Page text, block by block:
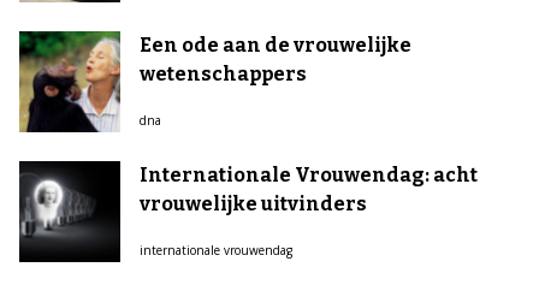
Een ode aan de vrouwelijke
wetenschappers
dna
Internationale Vrouwendag: acht
vrouwelijke uitvinders
internationale vrouwendag